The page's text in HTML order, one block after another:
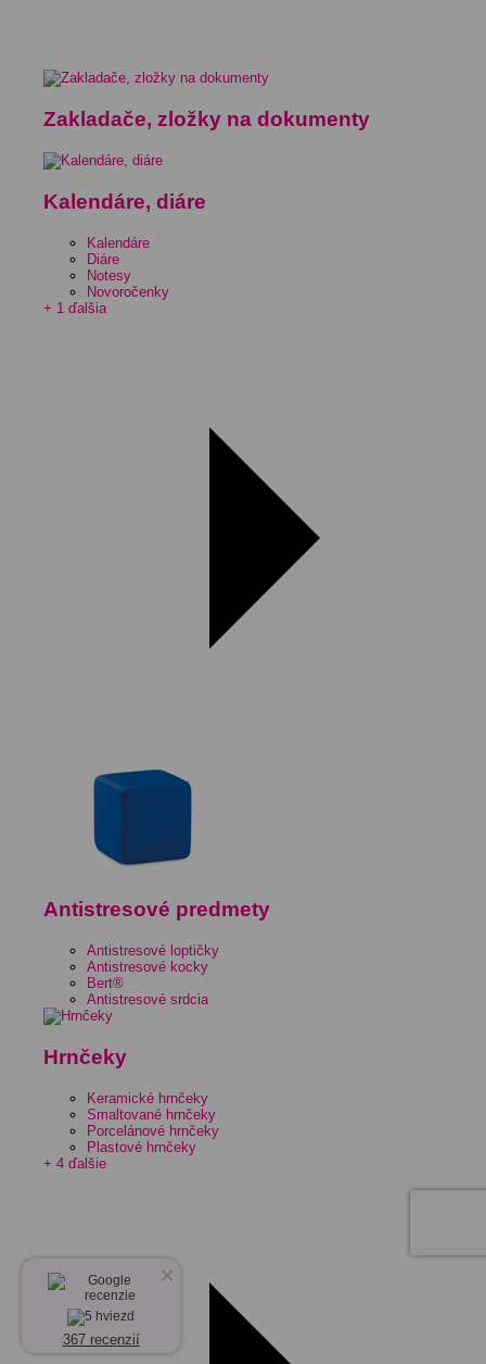
Zakladače, zložky na dokumenty
Kalendáre, diáre
Kalendáre
Diáre
Notesy
Novoročenky
+ 1 ďalšia
Antistresové predmety
Antistresové loptičky
Antistresové kocky
Bert®
Antistresové srdcia
Hrnčeky
Keramické hrnčeky
Smaltované hrnčeky
Porcelánové hrnčeky
Plastové hrnčeky
+ 4 ďalšie
×
367 recenzií